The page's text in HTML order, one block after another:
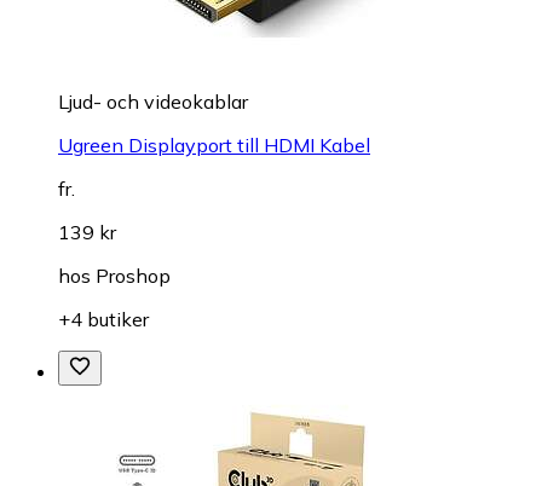
Ljud- och videokablar
Ugreen Displayport till HDMI Kabel
fr.
139 kr
hos Proshop
+4 butiker